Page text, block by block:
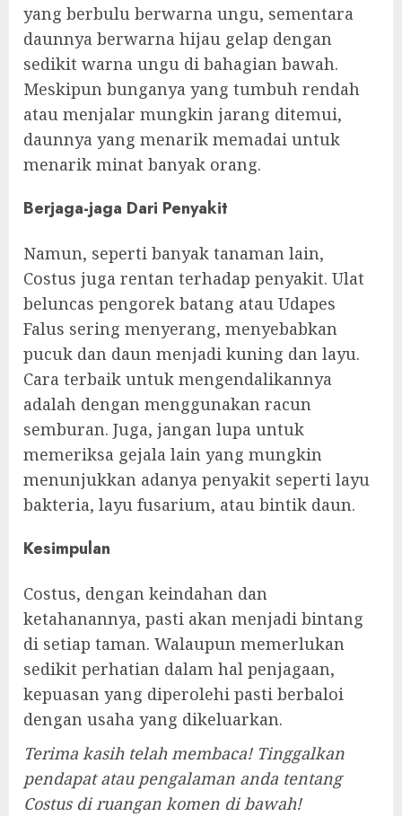
yang berbulu berwarna ungu, sementara
daunnya berwarna hijau gelap dengan
sedikit warna ungu di bahagian bawah.
Meskipun bunganya yang tumbuh rendah
atau menjalar mungkin jarang ditemui,
daunnya yang menarik memadai untuk
menarik minat banyak orang.
Berjaga-jaga Dari Penyakit
Namun, seperti banyak tanaman lain,
Costus juga rentan terhadap penyakit. Ulat
beluncas pengorek batang atau Udapes
Falus sering menyerang, menyebabkan
pucuk dan daun menjadi kuning dan layu.
Cara terbaik untuk mengendalikannya
adalah dengan menggunakan racun
semburan. Juga, jangan lupa untuk
memeriksa gejala lain yang mungkin
menunjukkan adanya penyakit seperti layu
bakteria, layu fusarium, atau bintik daun.
Kesimpulan
Costus, dengan keindahan dan
ketahanannya, pasti akan menjadi bintang
di setiap taman. Walaupun memerlukan
sedikit perhatian dalam hal penjagaan,
kepuasan yang diperolehi pasti berbaloi
dengan usaha yang dikeluarkan.
Terima kasih telah membaca! Tinggalkan
pendapat atau pengalaman anda tentang
Costus di ruangan komen di bawah!